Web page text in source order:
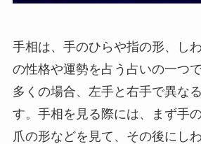
手相は、手のひらや指の形、し
の性格や運勢を占う占いの一つ
多くの場合、左手と右手で異な
す。手相を見る際には、まず手
爪の形などを見て、その後にし